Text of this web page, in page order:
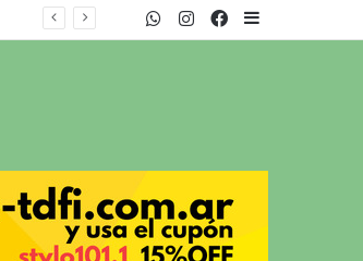
Facebook
Twitter
Instagram
WhatsApp